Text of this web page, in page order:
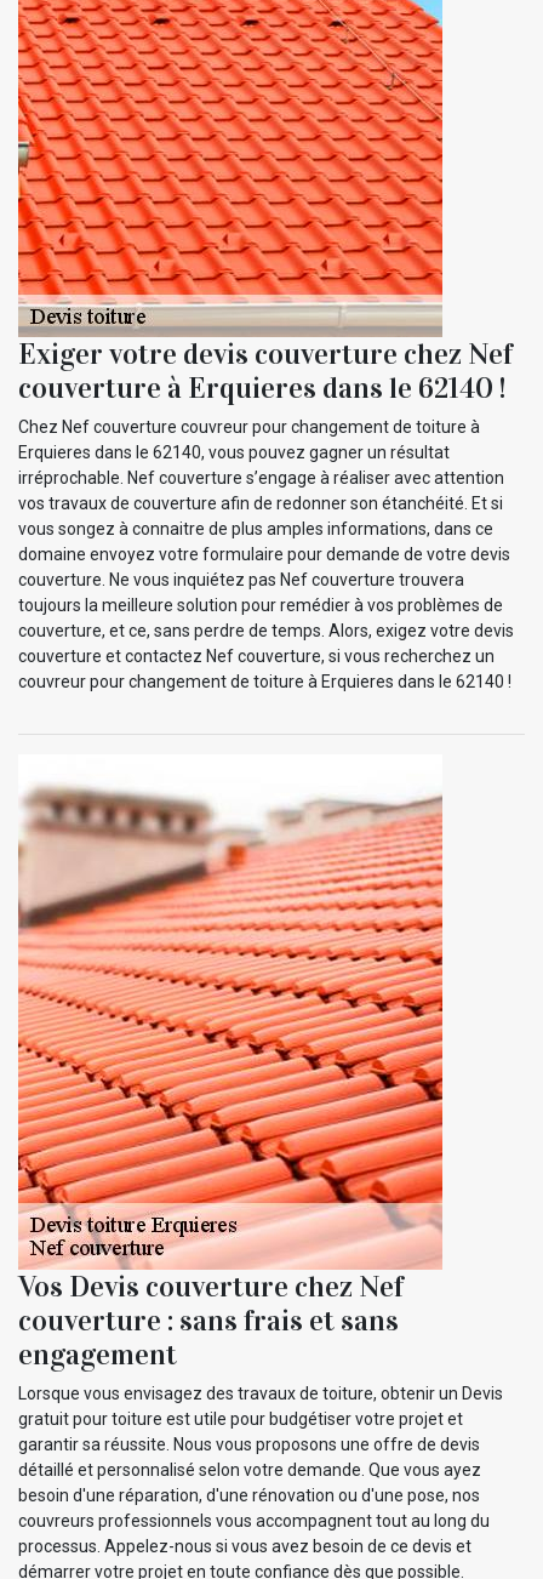
Exiger votre devis couverture chez Nef
couverture à Erquieres dans le 62140 !
Chez Nef couverture couvreur pour changement de toiture à
Erquieres dans le 62140, vous pouvez gagner un résultat
irréprochable. Nef couverture s’engage à réaliser avec attention
vos travaux de couverture afin de redonner son étanchéité. Et si
vous songez à connaitre de plus amples informations, dans ce
domaine envoyez votre formulaire pour demande de votre devis
couverture. Ne vous inquiétez pas Nef couverture trouvera
toujours la meilleure solution pour remédier à vos problèmes de
couverture, et ce, sans perdre de temps. Alors, exigez votre devis
couverture et contactez Nef couverture, si vous recherchez un
couvreur pour changement de toiture à Erquieres dans le 62140 !
Vos Devis couverture chez Nef
couverture : sans frais et sans
engagement
Lorsque vous envisagez des travaux de toiture, obtenir un Devis
gratuit pour toiture est utile pour budgétiser votre projet et
garantir sa réussite. Nous vous proposons une offre de devis
détaillé et personnalisé selon votre demande. Que vous ayez
besoin d'une réparation, d'une rénovation ou d'une pose, nos
couvreurs professionnels vous accompagnent tout au long du
processus. Appelez-nous si vous avez besoin de ce devis et
démarrer votre projet en toute confiance dès que possible.